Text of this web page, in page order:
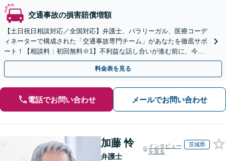
交通事故の損害賠償増額
【土日祝日相談対応／全国対応】弁護士、パラリーガル、医療コーデ
ィネーターで構成された「交通事故専門チーム」があなたを徹底サポ
ート！【相談料：初回無料※1】不利益な話し合いが進む前に、今す
ぐ相談！
料金表を見る
電話でお問い合わせ メールでお問い合わせ
加藤 怜
弁護士
インタビュー
を見る
茨城県